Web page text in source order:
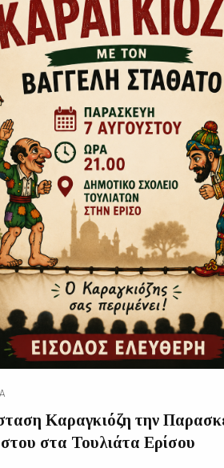
Καραγκιόζη την
στα Τουλιάτα Ερίσου